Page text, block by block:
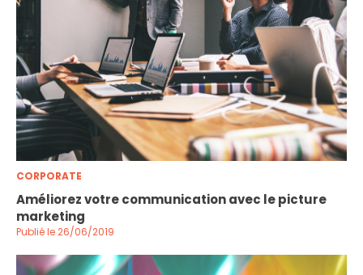
CORPORATE
Améliorez votre communication avec le picture
marketing
Publié le 26/06/2019